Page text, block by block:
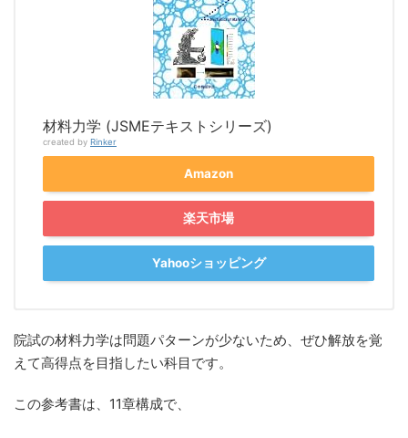
材料力学 (JSMEテキストシリーズ)
created by Rinker
Amazon
楽天市場
Yahooショッピング
院試の材料力学は問題パターンが少ないため、ぜひ解放を覚
えて高得点を目指したい科目です。
この参考書は、11章構成で、